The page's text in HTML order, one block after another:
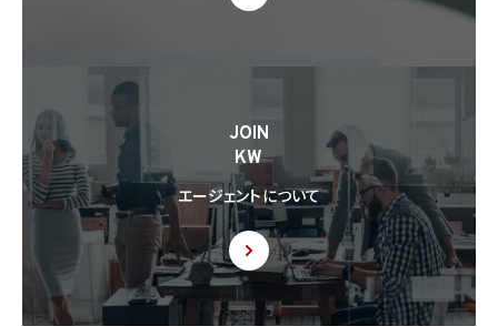
JOIN
KW
エージェントについて